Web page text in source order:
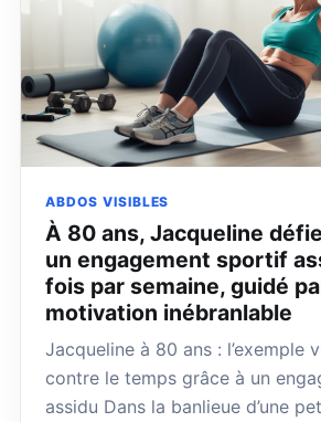
ABDOS VISIBLES
À 80 ans, Jacqueline
un engagement sportif
fois par semaine, guidé
motivation inébranlable
Jacqueline à 80 ans : l’exemple
contre le temps grâce à un
assidu Dans la banlieue d’une